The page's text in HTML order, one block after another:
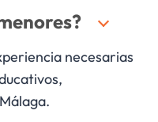
necesarias